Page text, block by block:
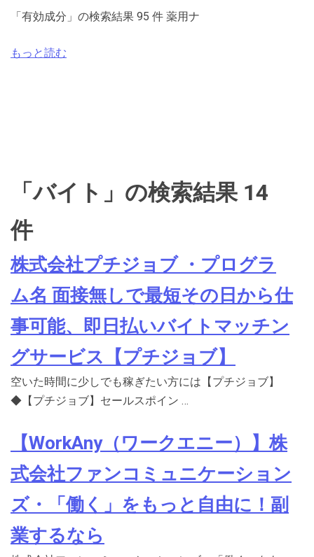
「有効成分」の検索結果 95 件 薬用ナ
もっと読む
「バイト」の検索結果 14
件
株式会社プチジョブ ・プログラ
ム名 面接無しで最短その日から仕
事可能、即日払いバイトマッチン
グサービス【プチジョブ】
空いた時間に少しでも稼ぎたい方には【プチジョブ】
◆【プチジョブ】セールスポイン …
【WorkAny（ワークエニー）】株
式会社ファンコミュニケーション
ズ・「働く」をもっと自由に！副
業するなら